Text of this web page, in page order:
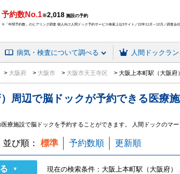
予約数No.1※2,018 施設の予約
※「年間予約数」のヒアリング調査 個人向け人間ドック予約サービス検索上位3サイト／22年11月～12月／調査会
病気・検査について調べる 人間ドックラ
大阪府 大阪市 大阪市天王寺区 大阪上本町駅（大阪府
周辺で脳ドックが予約できる 医療
療施設で脳ドックを予約することができます。 人間ドックのマ
並び順： 標準 予約数順 更新順
▼ 現在の検索条件： 大阪上本町駅（大阪府）